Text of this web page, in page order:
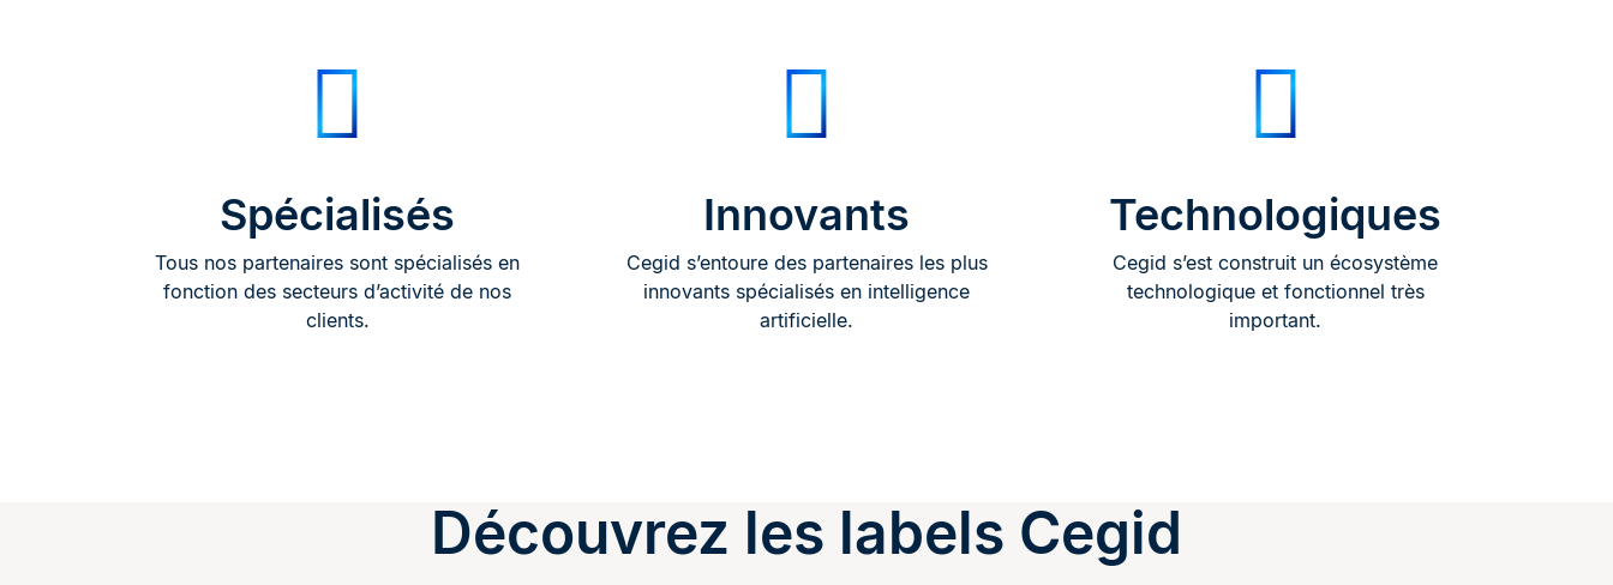
Spécialisés
Tous nos partenaires sont spécialisés en
fonction des secteurs d’activité de nos
clients.
Innovants
Cegid s’entoure des partenaires les plus
innovants spécialisés en intelligence
artificielle.
Technologiques
Cegid s’est construit un écosystème
technologique et fonctionnel très
important.
Découvrez les labels Cegid